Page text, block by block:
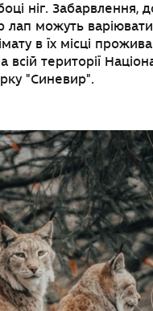
ніг. Забарвлення,
лап можуть варіювати
в їх місці
всій території
"Синевир".